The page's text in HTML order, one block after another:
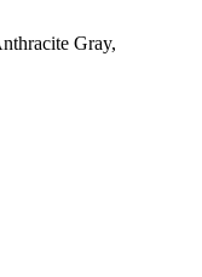
Gray,